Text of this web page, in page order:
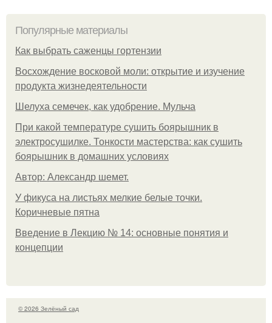
Популярные материалы
Как выбрать саженцы гортензии
Восхождение восковой моли: открытие и изучение
продукта жизнедеятельности
Шелуха семечек, как удобрение. Мульча
При какой температуре сушить боярышник в
электросушилке. Тонкости мастерства: как сушить
боярышник в домашних условиях
Автор: Александр шемет.
У фикуса на листьях мелкие белые точки.
Коричневые пятна
Введение в Лекцию № 14: основные понятия и
концепции
© 2026 Зелёный сад